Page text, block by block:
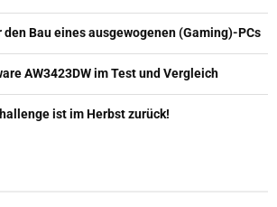
den Bau eines ausgewogenen (Gaming)-PCs
AW3423DW im Test und Vergleich
ist im Herbst zurück!